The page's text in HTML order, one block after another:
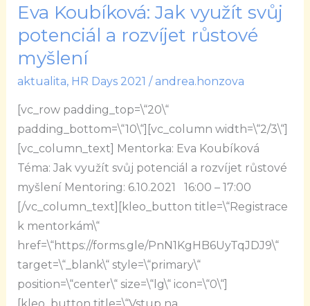
Eva Koubíková: Jak využít svůj
potenciál a rozvíjet růstové
myšlení
aktualita, HR Days 2021 / andrea.honzova
[vc_row padding_top=\“20\“
padding_bottom=\“10\“][vc_column width=\“2/3\“]
[vc_column_text] Mentorka: Eva Koubíková
Téma: Jak využít svůj potenciál a rozvíjet růstové
myšlení Mentoring: 6.10.2021 16:00 – 17:00
[/vc_column_text][kleo_button title=\“Registrace
k mentorkám\“
href=\“https://forms.gle/PnN1KgHB6UyTqJDJ9\“
target=\“_blank\“ style=\“primary\“
position=\“center\“ size=\“lg\“ icon=\“0\“]
Eva
Koubíková:
Jak
využít
svůj
potenciál
a
rozvíjet
růstové
myšlení